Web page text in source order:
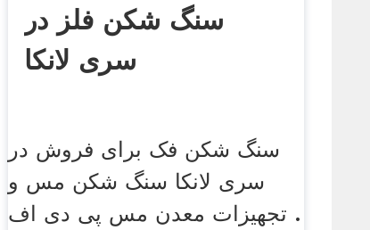
سنگ شکن فلز در
سری لانکا
سنگ شکن فک برای فروش در
سری لانکا سنگ شکن مس و
تجهیزات معدن مس پی دی اف .